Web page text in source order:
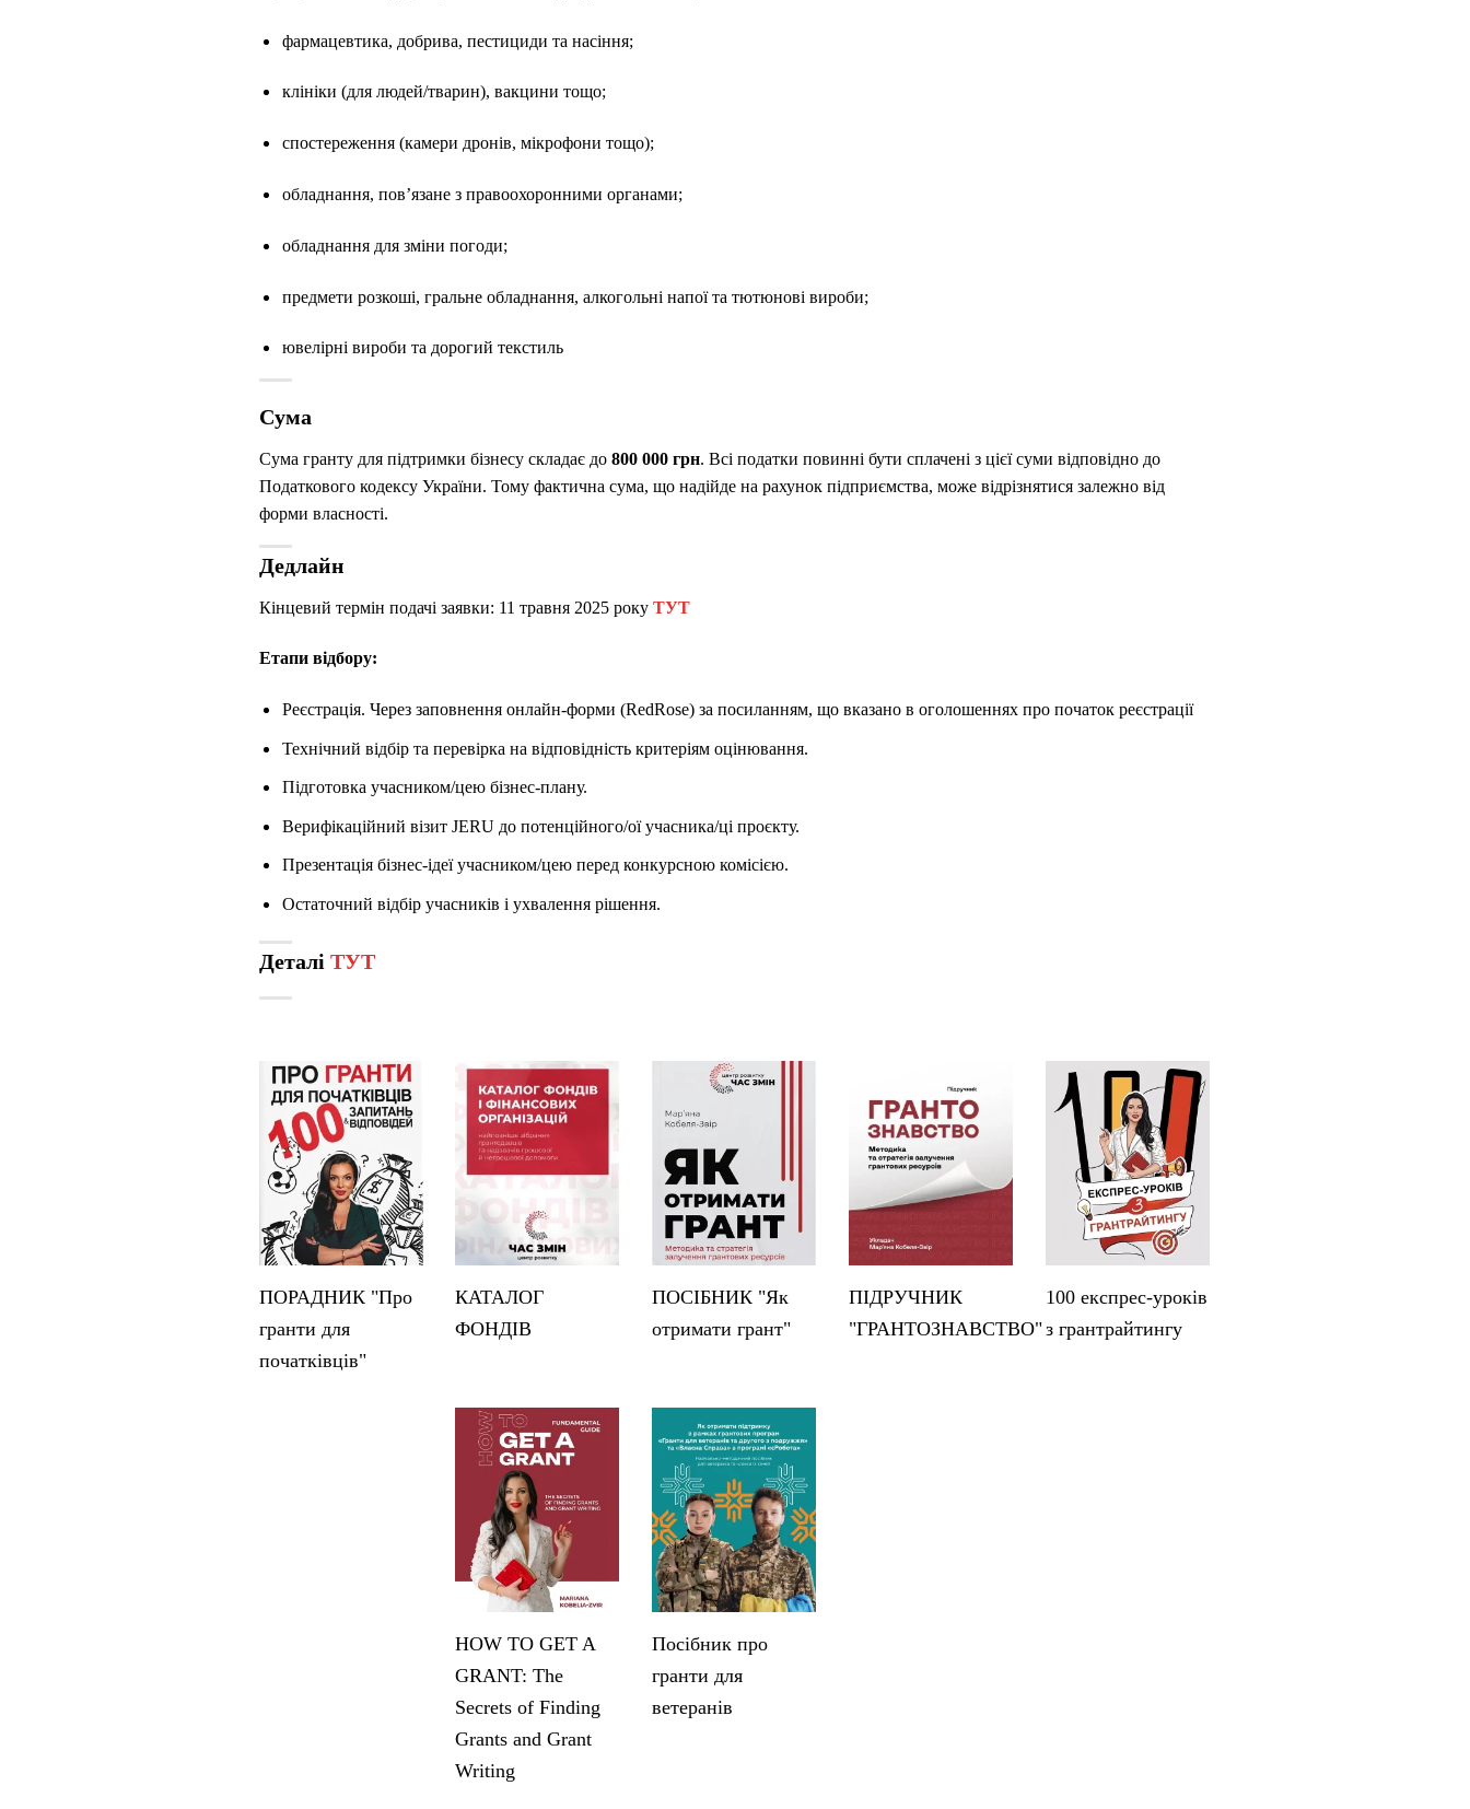
фармацевтика, добрива, пестициди та насіння;
клініки (для людей/тварин), вакцини тощо;
спостереження (камери дронів, мікрофони тощо);
обладнання, пов’язане з правоохоронними органами;
обладнання для зміни погоди;
предмети розкоші, гральне обладнання, алкогольні напої та тютюнові вироби;
ювелірні вироби та дорогий текстиль
Сума
Сума гранту для підтримки бізнесу складає до 800 000 грн. Всі податки повинні бути сплачені з цієї суми відповідно до
Податкового кодексу України. Тому фактична сума, що надійде на рахунок підприємства, може відрізнятися залежно від
форми власності.
Дедлайн
Кінцевий термін подачі заявки: 11 травня 2025 року ТУТ
Етапи відбору:
Реєстрація. Через заповнення онлайн-форми (RedRose) за посиланням, що вказано в оголошеннях про початок реєстрації
Технічний відбір та перевірка на відповідність критеріям оцінювання.
Підготовка учасником/цею бізнес-плану.
Верифікаційний візит JERUдо потенційного/ої учасника/ці проєкту.
Презентація бізнес-ідеї учасником/цею перед конкурсною комісією.
Остаточний відбір учасників і ухвалення рішення.
Деталі ТУТ
ПОРАДНИК "Про
гранти для
початківців"
КАТАЛОГ
ФОНДІВ
ПОСІБНИК "Як
отримати грант"
ПІДРУЧНИК
"ГРАНТОЗНАВСТВО"
100 експрес-уроків
з грантрайтингу
HOW TO GET A
GRANT: The
Secrets of Finding
Grants and Grant
Writing
Посібник про
гранти для
ветеранів